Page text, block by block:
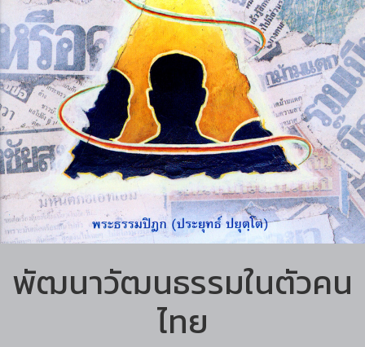
พัฒนาวัฒนธรรมในตัวคน
ไทย